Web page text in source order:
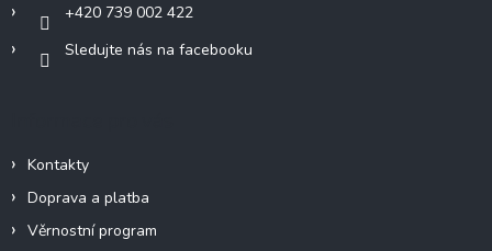
+420 739 002 422
Sledujte nás na facebooku
Kontakty
Doprava a platba
Věrnostní program